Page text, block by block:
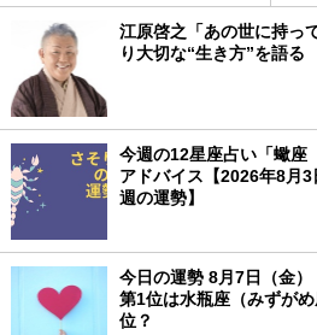
江原啓之「あの世に持っ
り大切な“生き方”を語る
今週の12星座占い「蠍座
アドバイス【2026年8月
週の運勢】
今日の運勢 8月7日（金）
第1位は水瓶座（みずが
位？